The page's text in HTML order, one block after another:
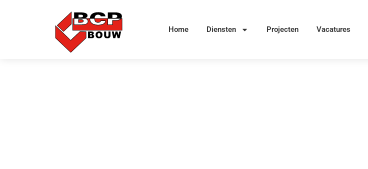
Home Diensten Projecten Vacatures